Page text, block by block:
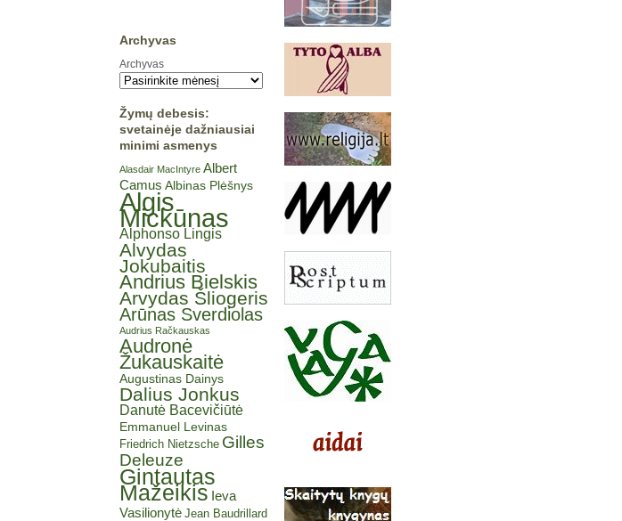
Archyvas
Archyvas
Žymų debesis:
svetainėje dažniausiai
minimi asmenys
Alasdair MacIntyre Albert
Camus Albinas Plėšnys
Algis
Mickūnas
Alphonso Lingis
Alvydas
Jokubaitis
Andrius Bielskis
Arvydas Šliogeris
Arūnas Sverdiolas
Audrius Račkauskas
Audronė
Žukauskaitė
Augustinas Dainys
Dalius Jonkus
Danutė Bacevičiūtė
Emmanuel Levinas
Friedrich Nietzsche Gilles
Deleuze
Gintautas
Mažeikis Ieva
Vasilionytė Jean Baudrillard